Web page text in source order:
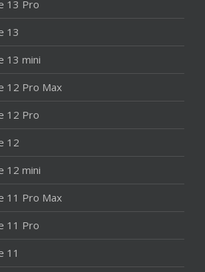
13 Pro
13
13 mini
12 Pro Max
12 Pro
12
12 mini
11 Pro Max
11 Pro
11